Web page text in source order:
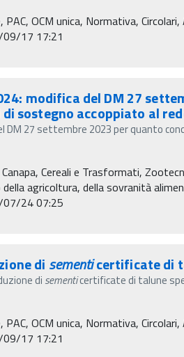
PAC, OCM unica, Normativa,
17 17:21
modifica del DM 27
sostegno accoppiato al
DM 27 settembre 2023 per quanto
Canapa, Cereali e Trasformati,
agricoltura, della sovranità
24 07:25
di sementicertificate di
di sementicertificate di talune
PAC, OCM unica, Normativa,
17 17:21